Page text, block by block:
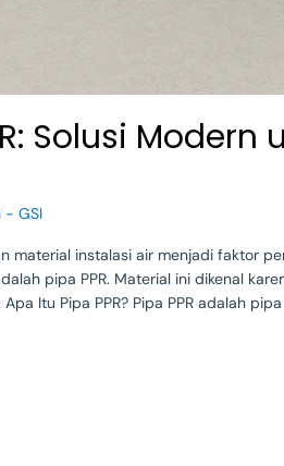
Solusi
- GSI
material instalasi air menjadi faktor
pipa PPR. Material ini dikenal
Itu Pipa PPR? Pipa PPR adalah pipa